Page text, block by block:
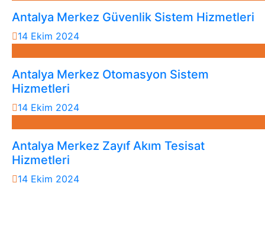
Antalya Merkez Güvenlik Sistem Hizmetleri
14 Ekim 2024
Antalya Merkez Otomasyon Sistem
Hizmetleri
14 Ekim 2024
Antalya Merkez Zayıf Akım Tesisat
Hizmetleri
14 Ekim 2024